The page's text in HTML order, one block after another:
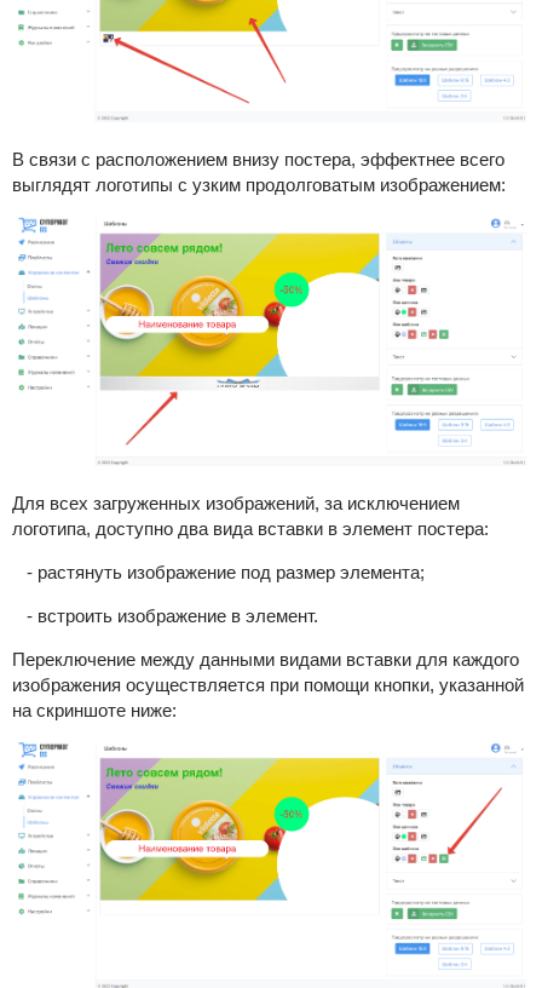
В связи с расположением внизу постера, эффектнее всего
выглядят логотипы с узким продолговатым изображением:
Для всех загруженных изображений, за исключением
логотипа, доступно два вида вставки в элемент постера:
- растянуть изображение под размер элемента;
- встроить изображение в элемент.
Переключение между данными видами вставки для каждого
изображения осуществляется при помощи кнопки, указанной
на скриншоте ниже: